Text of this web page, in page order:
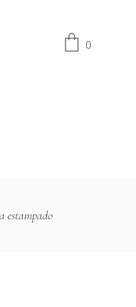
0
estampado